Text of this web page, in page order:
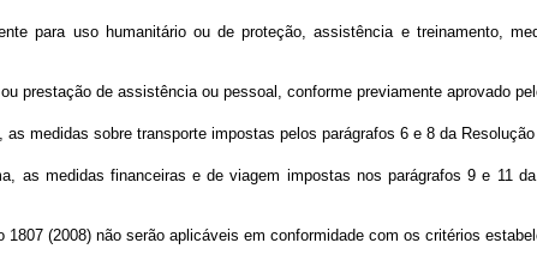
para uso humanitário ou de proteção, assistência e treinamento,
prestação de assistência ou pessoal, conforme previamente aprovado
as medidas sobre transporte impostas pelos parágrafos 6 e 8 da
as medidas financeiras e de viagem impostas nos parágrafos 9 e 11
(2008) não serão aplicáveis em conformidade com os critérios